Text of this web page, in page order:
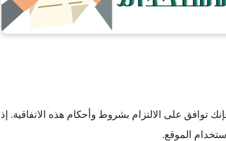
توافق على الالتزام بشروط وأحكام هذه الاتفاقية.
الموقع.